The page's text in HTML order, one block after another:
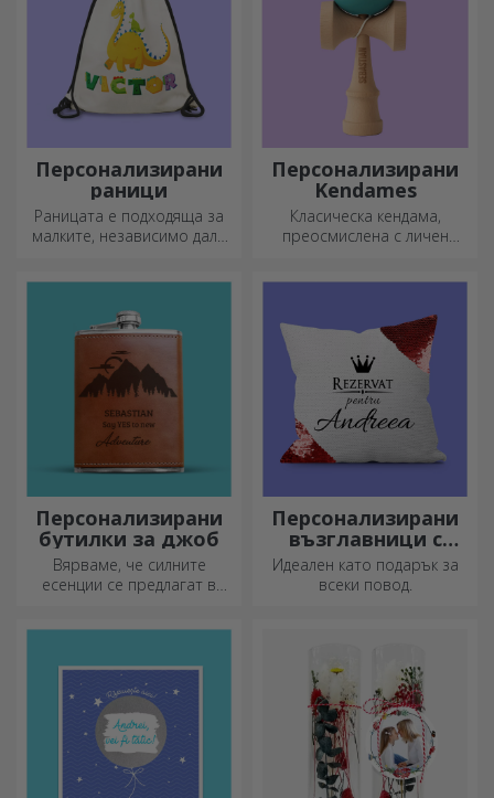
Персонализирани
раници
Раницата е подходяща за
малките, независимо дали
добре подхожда на вашето
дете!
Персонализирани
Kendames
Класическа кендама,
преосмислена с личен
Персонализирани
бутилки за джоб
Вярваме, че силните
есенции се предлагат в
Персонализирани
възглавници с
пайети
Идеален като подарък за
всеки повод.